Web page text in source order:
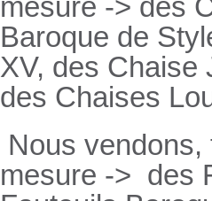
mesure -> des
Baroque de
XV, des Chaise
des Chaises
Nous
mesure -> des